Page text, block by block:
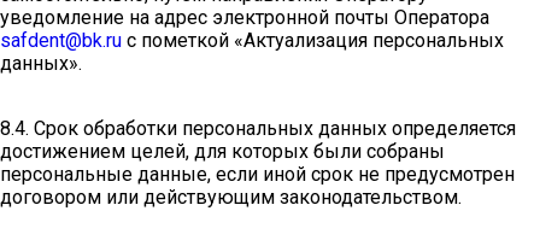
уведомление на адрес электронной почты Оператора
safdent@bk.ru с пометкой «Актуализация персональных
данных».
8.4. Срок обработки персональных данных определяется
достижением целей, для которых были собраны
персональные данные, если иной срок не предусмотрен
договором или действующим законодательством.